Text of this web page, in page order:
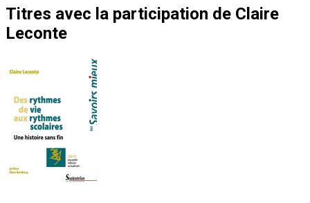
Titres avec la participation de Claire
Leconte